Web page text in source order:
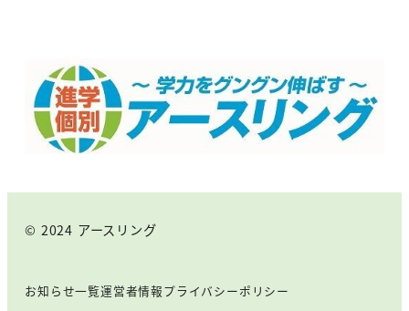
© 2024 アースリング
お知らせ一覧運営者情報プライバシーポリシー